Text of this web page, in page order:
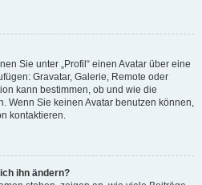
Sie unter „Profil“ einen Avatar über eine
Gravatar, Galerie, Remote oder
kann bestimmen, ob und wie die
Wenn Sie keinen Avatar benutzen können,
kontaktieren.
ihn ändern?